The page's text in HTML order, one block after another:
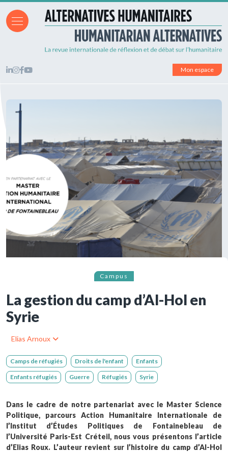
Mon espace
Campus
La gestion du camp d’Al-Hol en
Syrie
Elias Arnoux
Camps de réfugiés Droits de l'enfant Enfants
Enfants réfugiés Guerre Réfugiés Syrie
Dans le cadre de notre partenariat avec le Master Science
Politique, parcours Action Humanitaire Internationale de
l’Institut d’Études Politiques de Fontainebleau de
l’Université Paris-Est Créteil, nous vous présentons l’article
d’Elias Roux. L’auteur revient sur l’histoire du camp d’Al-Hol